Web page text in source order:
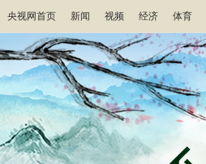
央视网首页 新闻 视频 经济 体育